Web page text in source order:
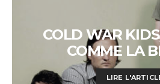
COLD WAR
COMME LA
LIRE